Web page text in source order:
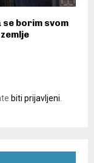
se borim svom
biti prijavljeni.